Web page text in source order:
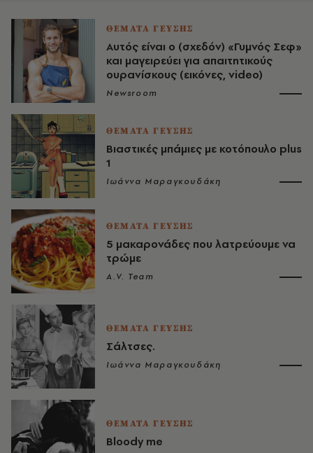
ΘΕΜΑΤΑ ΓΕΥΣΗΣ
Αυτός είναι ο (σχεδόν) «Γυμνός Σεφ»
και μαγειρεύει για απαιτητικούς
ουρανίσκους (εικόνες, video)
Newsroom
ΘΕΜΑΤΑ ΓΕΥΣΗΣ
Βιαστικές μπάμιες με κοτόπουλο plus
1
Ιωάννα Μαραγκουδάκη
ΘΕΜΑΤΑ ΓΕΥΣΗΣ
5 μακαρονάδες που λατρεύουμε να
τρώμε
A.V. Team
ΘΕΜΑΤΑ ΓΕΥΣΗΣ
Σάλτσες.
Ιωάννα Μαραγκουδάκη
ΘΕΜΑΤΑ ΓΕΥΣΗΣ
Bloody me